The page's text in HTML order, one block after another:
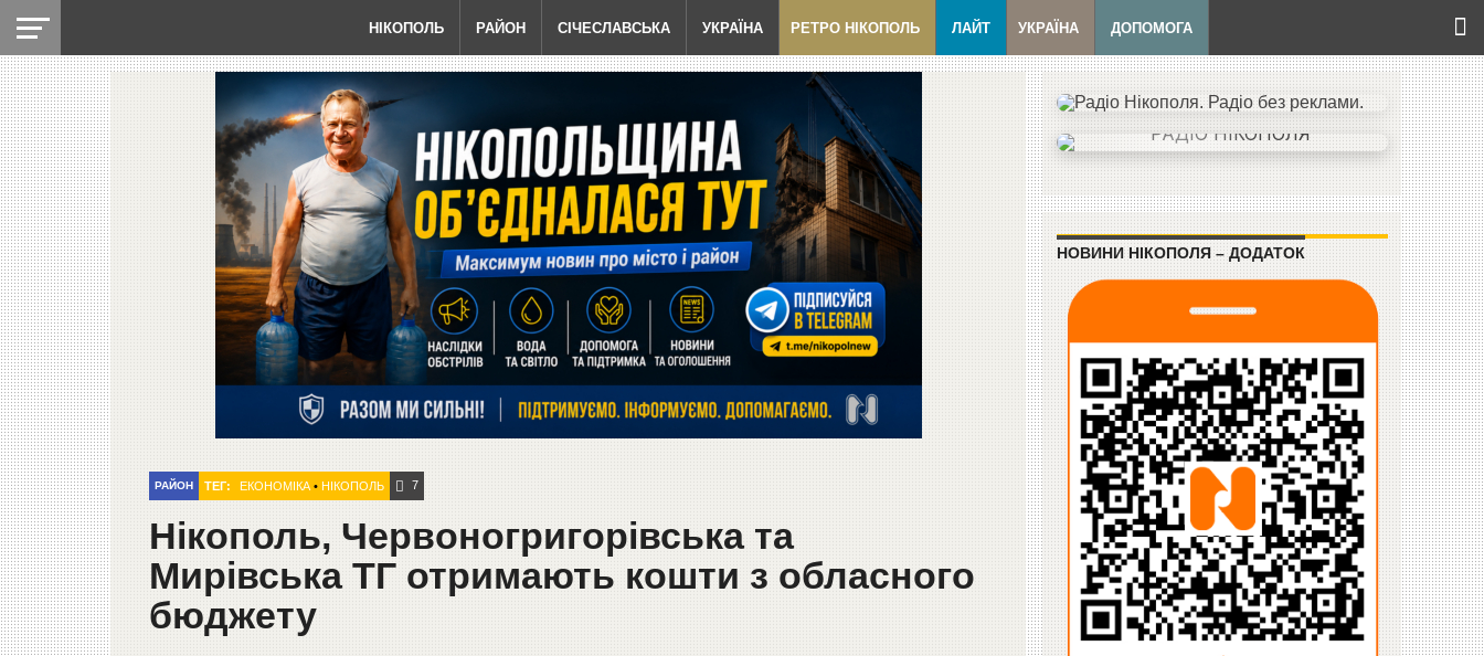
НІКОПОЛЬ РАЙОН СІЧЕСЛАВСЬКА УКРАЇНА РЕТРО НІКОПОЛЬ ЛАЙТ УКРАЇНА ДОПОМОГА
РАЙОН ТЕГ: ЕКОНОМІКА• НІКОПОЛЬ 7
Нікополь, Червоногригорівська та
Мирівська ТГ отримають кошти з обласного
бюджету
НОВИНИ НІКОПОЛЯ – ДОДАТОК